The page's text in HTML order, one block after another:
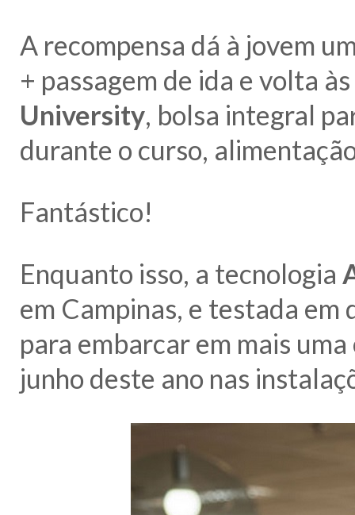
A recompensa dá à jovem
+ passagem de ida e volta
University, bolsa integral
durante o curso,
Fantástico!
Enquanto isso, a tecnologia
em Campinas, e testada em
para embarcar em mais
junho deste ano nas